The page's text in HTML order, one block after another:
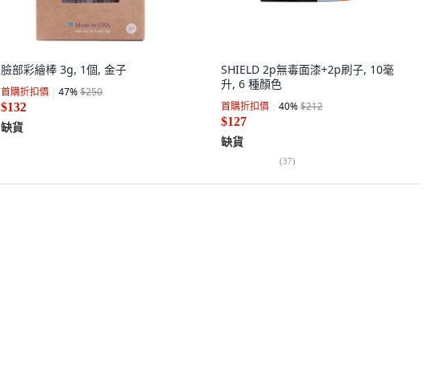
臉部彩繪棒 3g, 1個, 金子
首購折扣價 47%$250
$132
缺貨
SHIELD 2p無毒面漆+2p刷子, 10毫
升, 6 種顏色
首購折扣價 40%$212
$127
缺貨
(37)